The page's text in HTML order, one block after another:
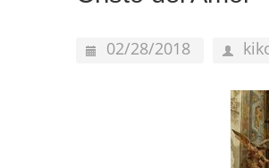
02/28/2018